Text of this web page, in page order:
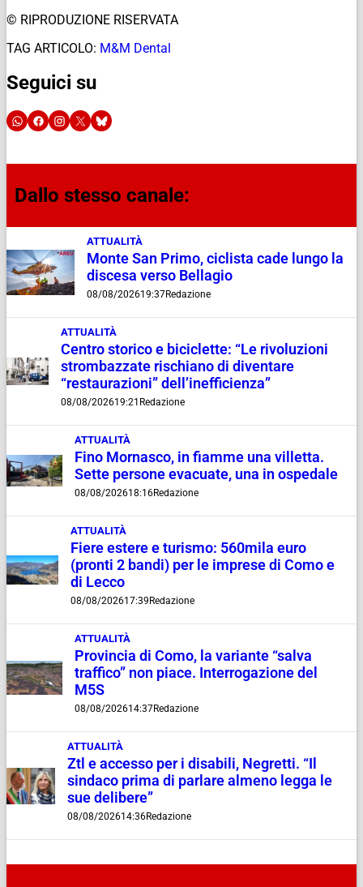
© RIPRODUZIONE RISERVATA
TAG ARTICOLO: M&M Dental
Seguici su
Dallo stesso canale:
ATTUALITÀ
Monte San Primo, ciclista cade lungo la
discesa verso Bellagio
08/08/202619:37Redazione
ATTUALITÀ
Centro storico e biciclette: “Le rivoluzioni
strombazzate rischiano di diventare
“restaurazioni” dell’inefficienza”
08/08/202619:21 Redazione
ATTUALITÀ
Fino Mornasco, in fiamme una villetta.
Sette persone evacuate, una in ospedale
08/08/202618:16Redazione
ATTUALITÀ
Fiere estere e turismo: 560mila euro
(pronti 2 bandi) per le imprese di Como e
di Lecco
08/08/202617:39 Redazione
ATTUALITÀ
Provincia di Como, la variante “salva
traffico” non piace. Interrogazione del
M5S
08/08/202614:37Redazione
ATTUALITÀ
Ztl e accesso per i disabili, Negretti. “Il
sindaco prima di parlare almeno legga le
sue delibere”
08/08/202614:36Redazione